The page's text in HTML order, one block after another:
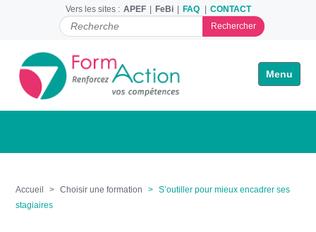
Vers les sites : APEF FeBi FAQ CONTACT
C
h
r
Toggle
Accueil Choisir une formation
S’outiller pour mieux encadrer ses
stagiaires